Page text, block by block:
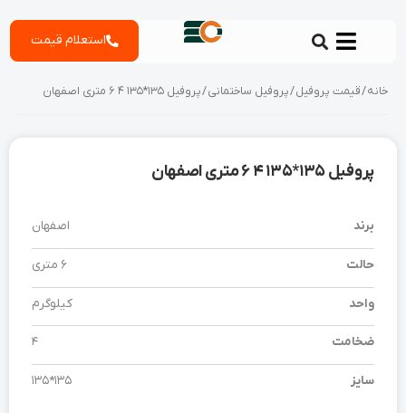
استعلام قیمت
خانه/قیمت پروفیل/پروفیل ساختمانی/ پروفیل 135*135 4 6 متری اصفهان
پروفیل 135*135 4 6 متری اصفهان
برند اصفهان
حالت 6 متری
واحد کیلوگرم
ضخامت 4
سایز 135*135